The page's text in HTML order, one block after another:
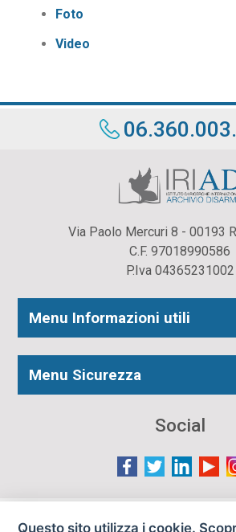
Foto
Video
Via Paolo Mercuri 8 - 00193
C.F. 97018990586
P.Iva 04365231002
Menu Informazioni utili
Menu Sicurezza
Social
Le immagini presenti nel sito sono in
Questo sito utilizza i cookie.